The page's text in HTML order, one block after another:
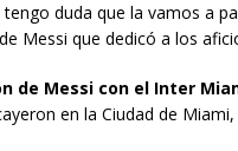
duda que la vamos a
Messi que dedicó a los
de Messi con el Inter
en la Ciudad de Miami,